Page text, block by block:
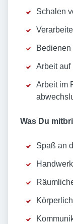
Schalen
Bedienen
Arbeit auf
Arbeit im
Was Du
Spaß an